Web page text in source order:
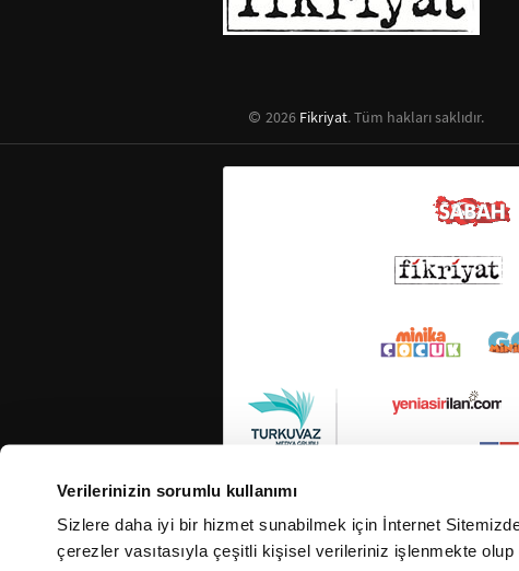
Verilerinizin sorumlu kullanımı
Sizlere daha iyi bir hizmet sunabilmek için İnternet
çerezler vasıtasıyla çeşitli kişisel verileriniz işlenmekte
2026 Fikriyat. Tüm hakları saklıdır.